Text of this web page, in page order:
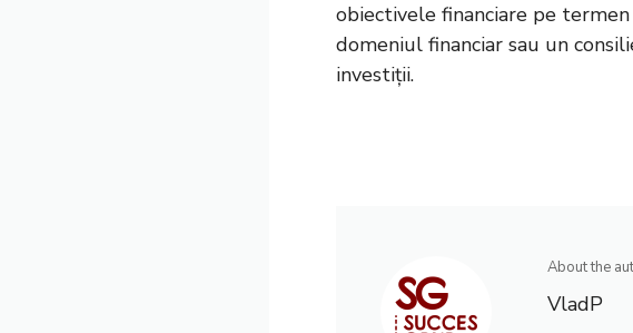
obiectivele financiare pe
domeniul financiar sau un
investiții.
About the
VladP